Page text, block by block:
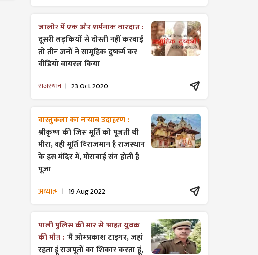
जालोर में एक और शर्मनाक वारदात :
दूसरी लड़कियों से दोस्ती नहीं करवाई
तो तीन जनों ने सामूहिक दुष्कर्म कर
वीडियो वायरल किया
राजस्थान 23 Oct 2020
वास्तुकला का नायाब उदाहरण :
श्रीकृष्ण की जिस मूर्ति को पूजती थी
मीरा, वही मूर्ति विराजमान है राजस्थान
के इस मंदिर में, मीराबाई संग होती है
पूजा
अध्यात्म 19 Aug 2022
पाली पुलिस की मार से आहत युवक
की मौत :'मैं ओमप्रकाश टाइगर, जहां
रहता हूं राजपूतों का शिकार करता हूं,